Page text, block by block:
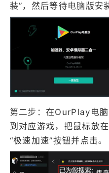
装”，然后等待电脑版安
第二步：在OurPlay电
到对应游戏，把鼠标放
“极速加速”按钮并点击。